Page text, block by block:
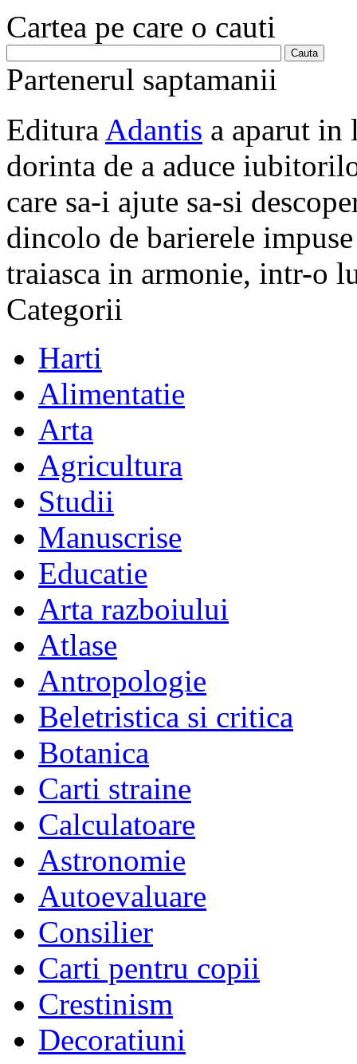
Cartea pe care o cauti
Partenerul saptamanii
Editura Adantis a aparut in
dorinta de a aduce
care sa-i ajute sa-si
dincolo de barierele
traiasca in armonie, intr-o
Categorii
Harti
Alimentatie
Arta
Agricultura
Studii
Manuscrise
Educatie
Arta razboiului
Atlase
Antropologie
Beletristica si critica
Botanica
Carti straine
Calculatoare
Astronomie
Autoevaluare
Consilier
Carti pentru copii
Crestinism
Decoratiuni